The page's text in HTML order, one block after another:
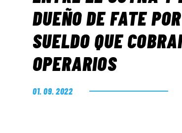
DUEÑO DE FATE
SUELDO QUE
OPERARIOS
01. 09. 2022